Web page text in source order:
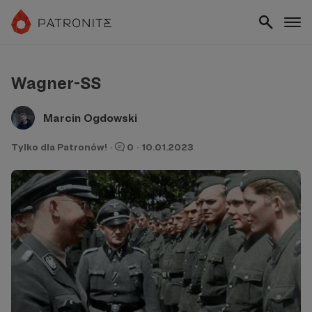
Wagner-SS
Marcin Ogdowski
Tylko dla Patronów! · 0 · 10.01.2023